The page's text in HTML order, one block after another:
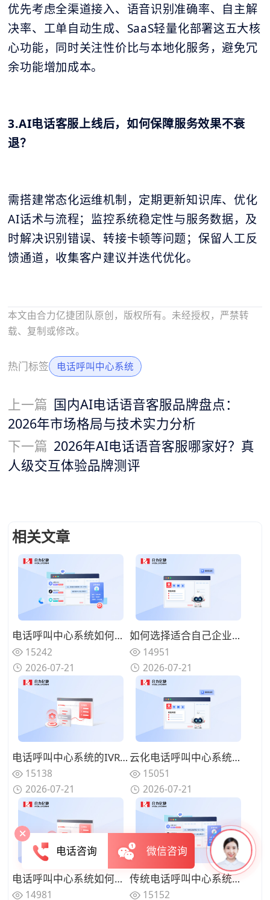
优先考虑全渠道接入、语音识别准确率、自主解
决率、工单自动生成、SaaS轻量化部署这五大核
心功能，同时关注性价比与本地化服务，避免冗
余功能增加成本。
3.AI电话客服上线后，如何保障服务效果不衰
退？
需搭建常态化运维机制，定期更新知识库、优化
AI话术与流程；监控系统稳定性与服务数据，及
时解决识别错误、转接卡顿等问题；保留人工反
馈通道，收集客户建议并迭代优化。
本文由合力亿捷团队原创，版权所有。未经授权，严禁转
载、复制或修改。
热门标签 电话呼叫中心系统
上一篇 国内AI电话语音客服品牌盘点：
2026年市场格局与技术实力分析
下一篇 2026年AI电话语音客服哪家好？真
人级交互体验品牌测评
相关文章
电话呼叫中心系统如何与在线渠道融合？全触点统一路由的协同方案
15242
2026-07-21
如何选择适合自己企业的电话呼叫中心系统？功能匹配与扩展性的权衡
14951
2026-07-21
电话呼叫中心系统的IVR设计有哪些技巧？告别迷宫式菜单的用户友好设计
15138
2026-07-21
云化电话呼叫中心系统有哪些优势？告别硬件束缚的灵活部署模式
15051
2026-07-21
电话呼叫中心系统如何实现来电智能分配？路由策略优化坐席资源调配
14981
传统电话呼叫中心系统面临哪些挑战？数字化转型的迫切性与路径
15152
电话咨询 微信咨询